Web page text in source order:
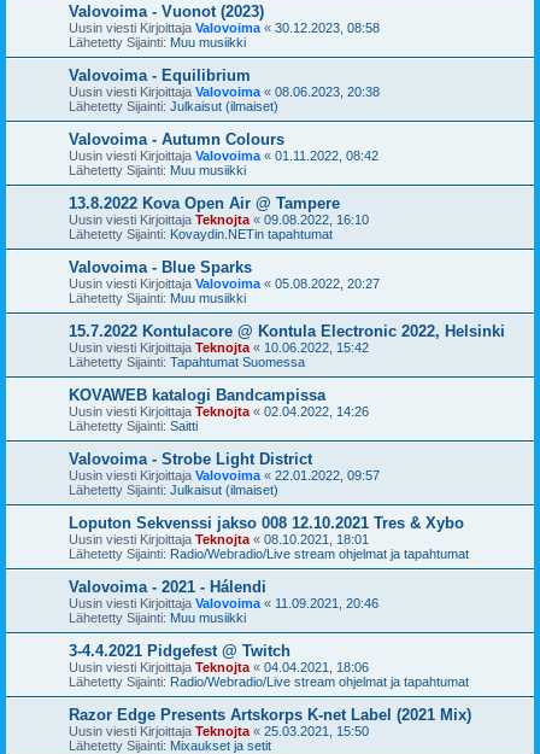
Valovoima - Vuonot (2023)
Uusin viesti Kirjoittaja Valovoima « 30.12.2023, 08:58
Lähetetty Sijainti: Muu musiikki
Valovoima - Equilibrium
Uusin viesti Kirjoittaja Valovoima « 08.06.2023, 20:38
Lähetetty Sijainti: Julkaisut (ilmaiset)
Valovoima - Autumn Colours
Uusin viesti Kirjoittaja Valovoima « 01.11.2022, 08:42
Lähetetty Sijainti: Muu musiikki
13.8.2022 Kova Open Air @ Tampere
Uusin viesti Kirjoittaja Teknojta « 09.08.2022, 16:10
Lähetetty Sijainti: Kovaydin.NETin tapahtumat
Valovoima - Blue Sparks
Uusin viesti Kirjoittaja Valovoima « 05.08.2022, 20:27
Lähetetty Sijainti: Muu musiikki
15.7.2022 Kontulacore @ Kontula Electronic 2022, Helsinki
Uusin viesti Kirjoittaja Teknojta « 10.06.2022, 15:42
Lähetetty Sijainti: Tapahtumat Suomessa
KOVAWEB katalogi Bandcampissa
Uusin viesti Kirjoittaja Teknojta « 02.04.2022, 14:26
Lähetetty Sijainti: Saitti
Valovoima - Strobe Light District
Uusin viesti Kirjoittaja Valovoima « 22.01.2022, 09:57
Lähetetty Sijainti: Julkaisut (ilmaiset)
Loputon Sekvenssi jakso 008 12.10.2021 Tres & Xybo
Uusin viesti Kirjoittaja Teknojta « 08.10.2021, 18:01
Lähetetty Sijainti: Radio/Webradio/Live stream ohjelmat ja tapahtumat
Valovoima - 2021 - Hálendi
Uusin viesti Kirjoittaja Valovoima « 11.09.2021, 20:46
Lähetetty Sijainti: Muu musiikki
3-4.4.2021 Pidgefest @ Twitch
Uusin viesti Kirjoittaja Teknojta « 04.04.2021, 18:06
Lähetetty Sijainti: Radio/Webradio/Live stream ohjelmat ja tapahtumat
Razor Edge Presents Artskorps K-net Label (2021 Mix)
Uusin viesti Kirjoittaja Teknojta « 25.03.2021, 15:50
Lähetetty Sijainti: Mixaukset ja setit